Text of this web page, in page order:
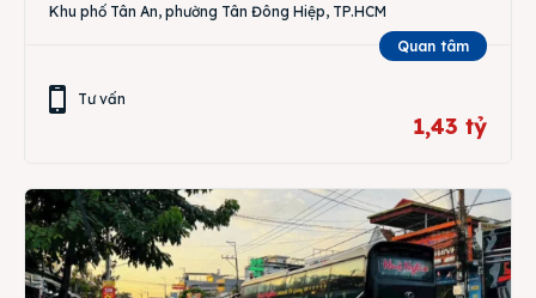
Khu phố Tân An, phường Tân Đông Hiệp, TP.HCM
Quan tâm
Tư vấn
1,43 tỷ